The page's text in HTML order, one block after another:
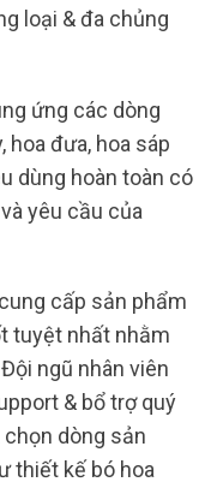
loại & đa chủng
ứng các dòng
hoa đưa, hoa sáp
dùng hoàn toàn có
yêu cầu của
cấp sản phẩm
tuyệt nhất nhằm
ngũ nhân viên
& bổ trợ quý
dòng sản
thiết kế bó hoa